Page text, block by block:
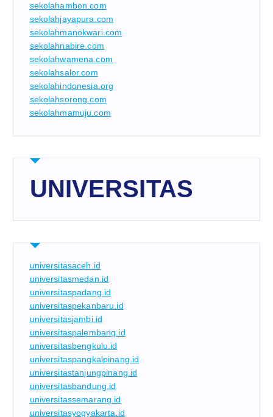
sekolahambon.com
sekolahjayapura.com
sekolahmanokwari.com
sekolahnabire.com
sekolahwamena.com
sekolahsalor.com
sekolahindonesia.org
sekolahsorong.com
sekolahmamuju.com
UNIVERSITAS
universitasaceh.id
universitasmedan.id
universitaspadang.id
universitaspekanbaru.id
universitasjambi.id
universitaspalembang.id
universitasbengkulu.id
universitaspangkalpinang.id
universitastanjungpinang.id
universitasbandung.id
universitassemarang.id
universitasyogyakarta.id